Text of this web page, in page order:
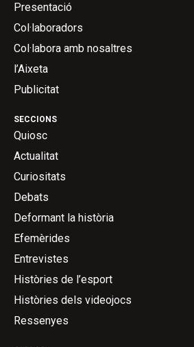
SECCIONS
Quiosc
Actualitat
Curiositats
Debats
Deformant la història
Efemèrides
Entrevistes
Històries de l’esport
Històries dels videojocs
Ressenyes
Presentació
Col·laboradors
Col·labora amb nosaltres
l’Aixeta
Publicitat